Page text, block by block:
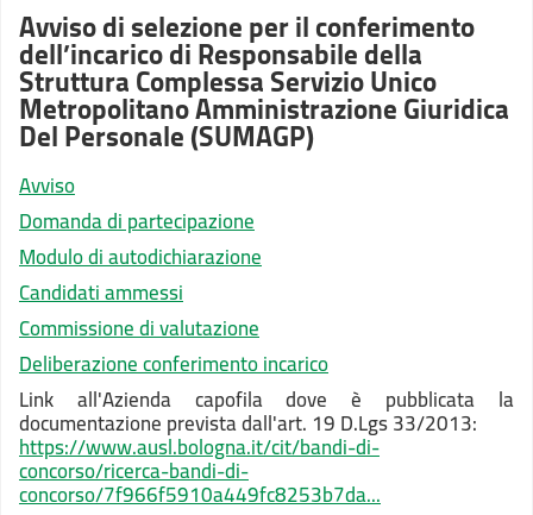
Avviso di selezione per il conferimento
dell’incarico di Responsabile della
Struttura Complessa Servizio Unico
Metropolitano Amministrazione Giuridica
Del Personale (SUMAGP)
Avviso
Domanda di partecipazione
Modulo di autodichiarazione
Candidati ammessi
Commissione di valutazione
Deliberazione conferimento incarico
Link all'Azienda capofila dove è pubblicata la
documentazione prevista dall'art. 19 D.Lgs 33/2013:
https://www.ausl.bologna.it/cit/bandi-di-
concorso/ricerca-bandi-di-
concorso/7f966f5910a449fc8253b7da...